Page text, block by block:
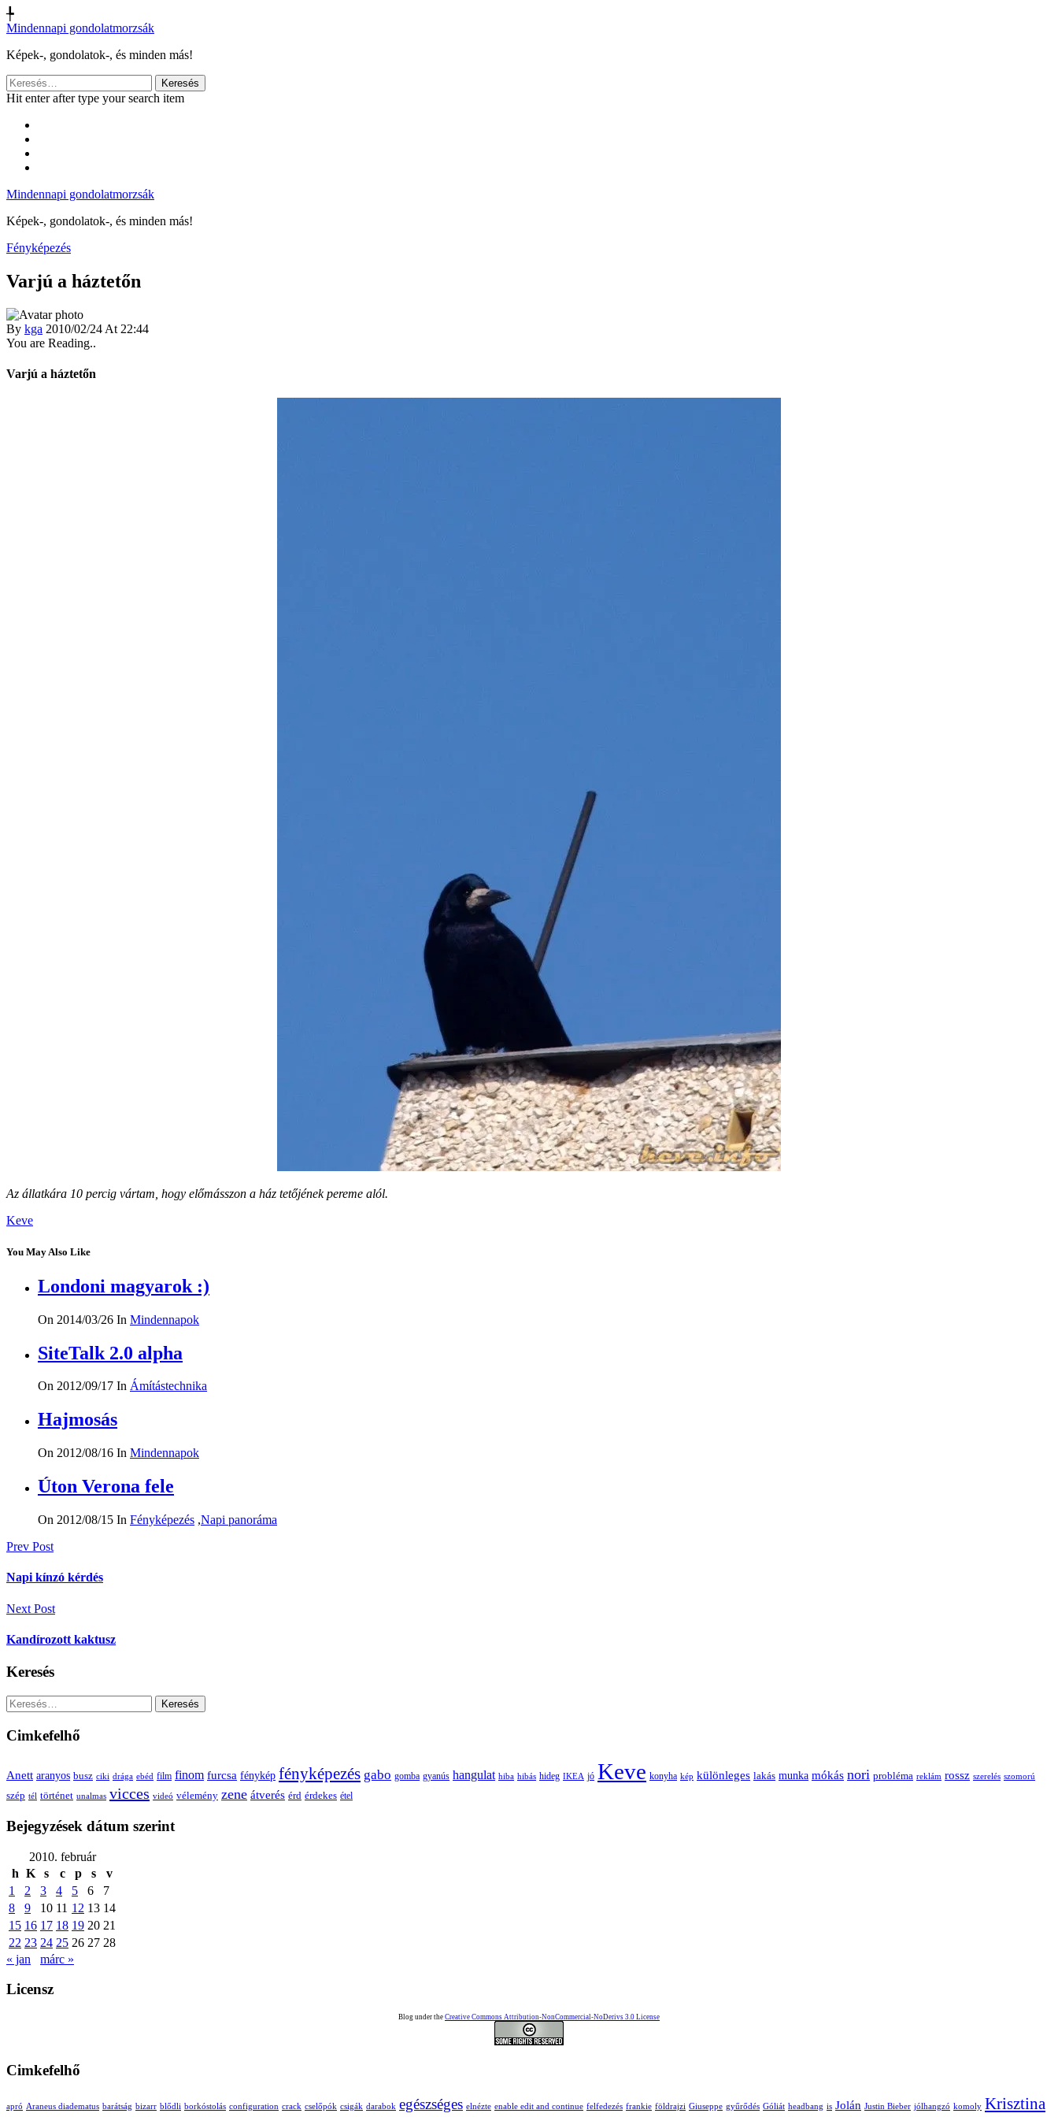
╄
Mindennapi gondolatmorzsák
Képek-, gondolatok-, és minden más!
Keresés:
Hit enter after type your search item
Mindennapi gondolatmorzsák
Képek-, gondolatok-, és minden más!
Fényképezés
Varjú a háztetőn
By kga 2010/02/24 At 22:44
You are Reading..
Varjú a háztetőn
Az állatkára 10 percig vártam, hogy előmásszon a ház tetőjének pereme alól.
Keve
You May Also Like
Londoni magyarok :)
On 2014/03/26 In Mindennapok
SiteTalk 2.0 alpha
On 2012/09/17 In Ámítástechnika
Hajmosás
On 2012/08/16 In Mindennapok
Úton Verona fele
On 2012/08/15 In Fényképezés ,Napi panoráma
Bejegyzés
navigáció
Prev Post
Napi kínzó kérdés
Next Post
Kandírozott kaktusz
Keresés
Keresés:
Cimkefelhő
Anett aranyos busz ciki drága ebéd film finom furcsa fénykép fényképezés gabo gomba gyanús hangulat hiba hibás hideg IKEA jó Keve konyha kép különleges lakás munka mókás nori probléma reklám rossz szerelés szomorú
szép tél történet unalmas vicces videó vélemény zene átverés érd érdekes étel
Bejegyzések dátum szerint
2010. február
h K s c p s
v
1
2 3 4 5 6
7
8
9 10 11 12 13 14
15 16 17 18 19 20 21
22 23 24 25 26 27 28
« jan
márc »
Licensz
Blog under the Creative Commons Attribution-NonCommercial-NoDerivs 3.0 License
Cimkefelhő
apró Araneus diadematus barátság bizarr blődli borkóstolás configuration crack cselőpók csigák darabok egészséges elnézte enable edit and continue felfedezés frankie földrajzi Giuseppe gyűrődés Góliát headbang is Jolán Justin Bieber jólhangzó komoly Krisztina